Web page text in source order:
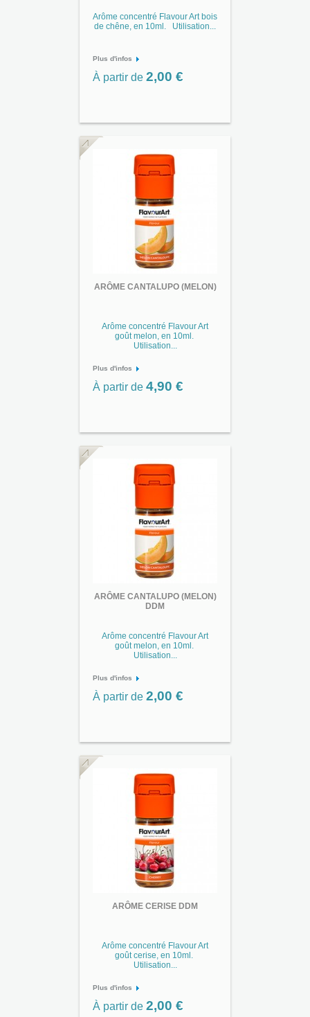
Arôme concentré Flavour Art bois
de chêne, en 10ml. Utilisation...
Plus d'infos
À partir de 2,00 €
ARÔME CANTALUPO (MELON)
Arôme concentré Flavour Art
goût melon, en 10ml.
Utilisation...
Plus d'infos
À partir de 4,90 €
ARÔME CANTALUPO (MELON)
DDM
Arôme concentré Flavour Art
goût melon, en 10ml.
Utilisation...
Plus d'infos
À partir de 2,00 €
ARÔME CERISE DDM
Arôme concentré Flavour Art
goût cerise, en 10ml.
Utilisation...
Plus d'infos
À partir de 2,00 €